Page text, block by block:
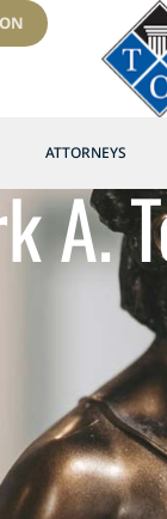
ATTORNEYS
A.